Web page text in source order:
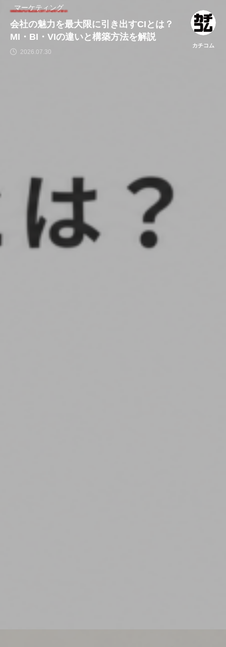
カチコム
マーケティング
会社の魅力を最大限に引き出すCIとは？
MI・BI・VIの違いと構築方法を解説
2026.07.30